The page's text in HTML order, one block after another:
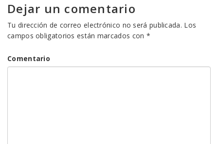
Dejar un comentario
Tu dirección de correo electrónico no será publicada. Los
campos obligatorios están marcados con *
Comentario